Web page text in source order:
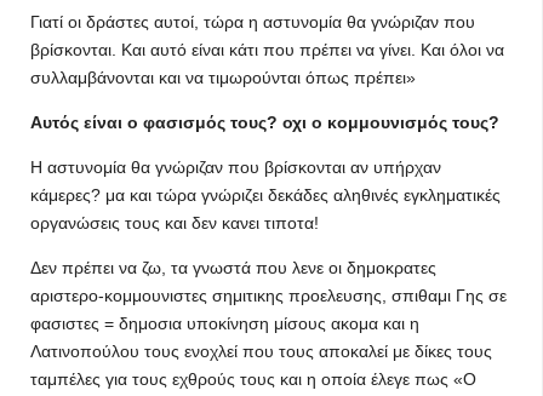
Γιατί οι δράστες αυτοί, τώρα η αστυνομία θα γνώριζαν που
βρίσκονται. Και αυτό είναι κάτι που πρέπει να γίνει. Και όλοι να
συλλαμβάνονται και να τιμωρούνται όπως πρέπει»
Αυτός είναι ο φασισμός τους? οχι ο κομμουνισμός τους?
Η αστυνομία θα γνώριζαν που βρίσκονται αν υπήρχαν
κάμερες? μα και τώρα γνώριζει δεκάδες αληθινές εγκληματικές
οργανώσεις τους και δεν κανει τιποτα!
Δεν πρέπει να ζω, τα γνωστά που λενε οι δημοκρατες
αριστερο-κομμουνιστες σημιτικης προελευσης, σπιθαμι Γης σε
φασιστες = δημοσια υποκίνηση μίσους ακομα και η
Λατινοπούλου τους ενοχλεί που τους αποκαλεί με δίκες τους
ταμπέλες για τους εχθρούς τους και η οποία έλεγε πως «Ο